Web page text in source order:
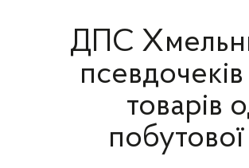
ДПС
товарів